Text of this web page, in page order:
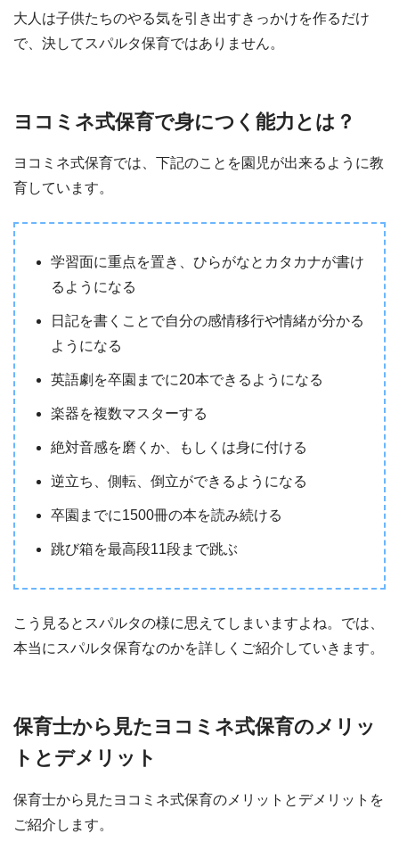
大人は子供たちのやる気を引き出すきっかけを作るだけ
で、決してスパルタ保育ではありません。
ヨコミネ式保育で身につく能力とは？
ヨコミネ式保育では、下記のことを園児が出来るように教
育しています。
学習面に重点を置き、ひらがなとカタカナが書け
るようになる
日記を書くことで自分の感情移行や情緒が分かる
ようになる
英語劇を卒園までに20本できるようになる
楽器を複数マスターする
絶対音感を磨くか、もしくは身に付ける
逆立ち、側転、倒立ができるようになる
卒園までに1500冊の本を読み続ける
跳び箱を最高段11段まで跳ぶ
こう見るとスパルタの様に思えてしまいますよね。では、
本当にスパルタ保育なのかを詳しくご紹介していきます。
保育士から見たヨコミネ式保育のメリッ
トとデメリット
保育士から見たヨコミネ式保育のメリットとデメリットを
ご紹介します。